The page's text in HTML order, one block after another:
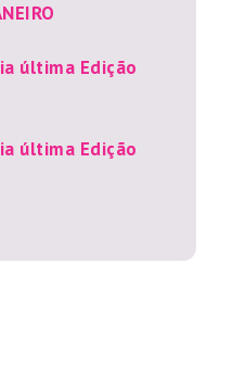
última Edição
última Edição